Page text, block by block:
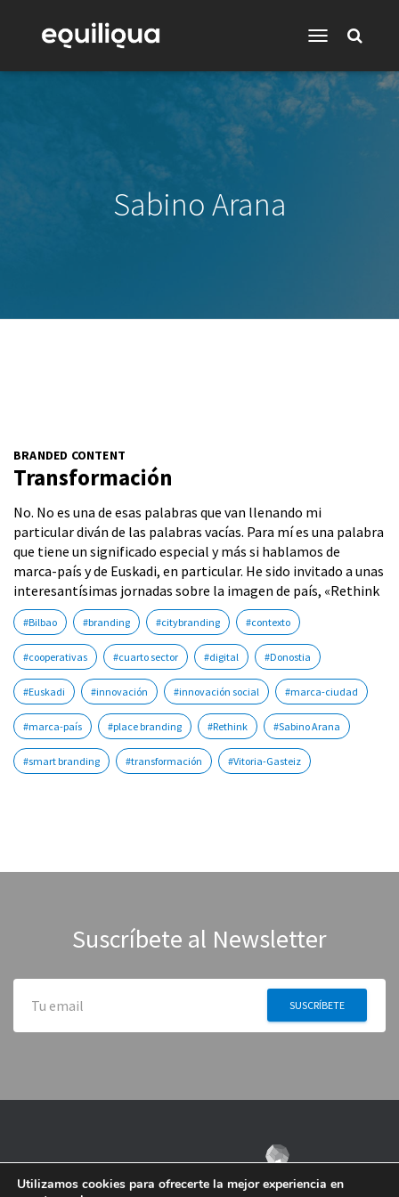
Sabino Arana
BRANDED CONTENT
Transformación
No. No es una de esas palabras que van llenando mi
particular diván de las palabras vacías. Para mí es una palabra
que tiene un significado especial y más si hablamos de
marca-país y de Euskadi, en particular. He sido invitado a unas
interesantísimas jornadas sobre la imagen de país, «Rethink
#Bilbao #branding #citybranding #contexto
#cooperativas #cuarto sector #digital #Donostia
#Euskadi #innovación #innovación social #marca-ciudad
#marca-país #place branding #Rethink #Sabino Arana
#smart branding #transformación #Vitoria-Gasteiz
Suscríbete al Newsletter
Utilizamos cookies para ofrecerte la mejor experiencia en